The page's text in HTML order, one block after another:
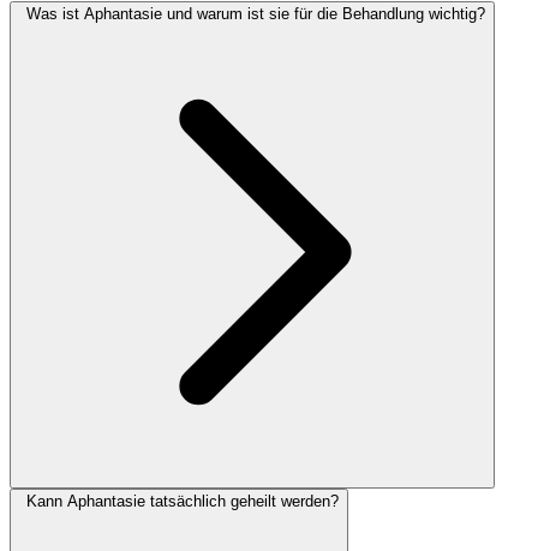
Was ist Aphantasie und warum ist sie für die Behandlung wichtig?
Kann Aphantasie tatsächlich geheilt werden?